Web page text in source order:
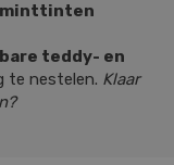
teddy- en
te nestelen. Klaar